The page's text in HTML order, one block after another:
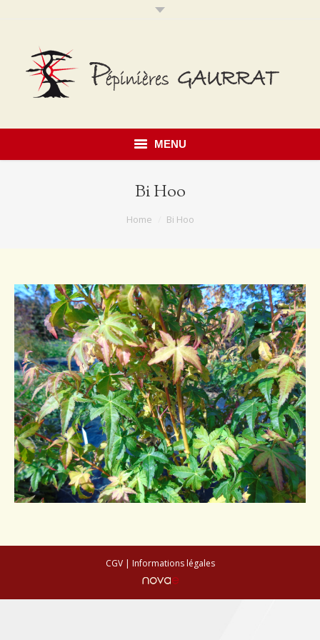
MENU
Présentation
Érables du Japon
Conseils de plantation
Accès & Contact
Bi Hoo
Home Bi Hoo
CGV| Informations légales